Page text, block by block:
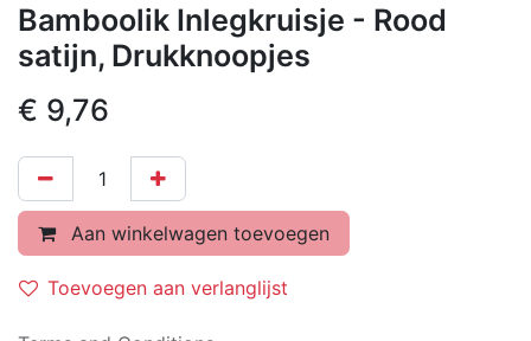
Bamboolik Inlegkruisje - Rood
satijn, Drukknoopjes
€ 9,76
Aan winkelwagen toevoegen
Toevoegen aan verlanglijst